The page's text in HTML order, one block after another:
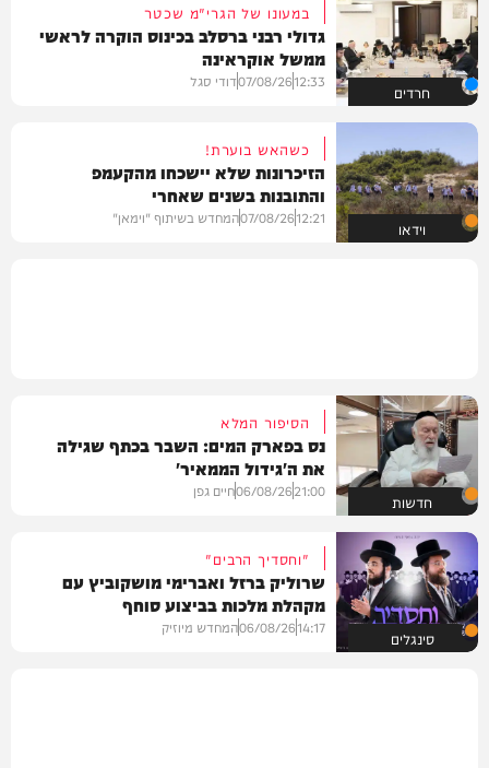
חרדים
במעונו של הגרי"מ שכטר
גדולי רבני ברסלב בכינוס הוקרה לראשי
ממשל אוקראינה
12:33
07/08/26דודי סגל
וידאו
כשהאש בוערת!
הזיכרונות שלא יישכחו מהקעמפ
והתובנות בשנים שאחרי
12:21
07/08/26המחדש בשיתוף "וימאן"
חדשות
הסיפור המלא
נס בפארק המים: השבר בכתף שגילה
את ה'גידול הממאיר'
21:00
06/08/26חיים גפן
סינגלים
"וחסדיך הרבים"
שרוליק ברזל ואברימי מושקוביץ עם
מקהלת מלכות בביצוע סוחף
14:17
06/08/26המחדש מיוזיק